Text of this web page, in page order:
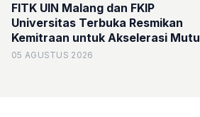
FITK UIN Malang dan FKIP
Universitas Terbuka Resmikan
Kemitraan untuk Akselerasi Mutu
Akademik
05 AGUSTUS 2026